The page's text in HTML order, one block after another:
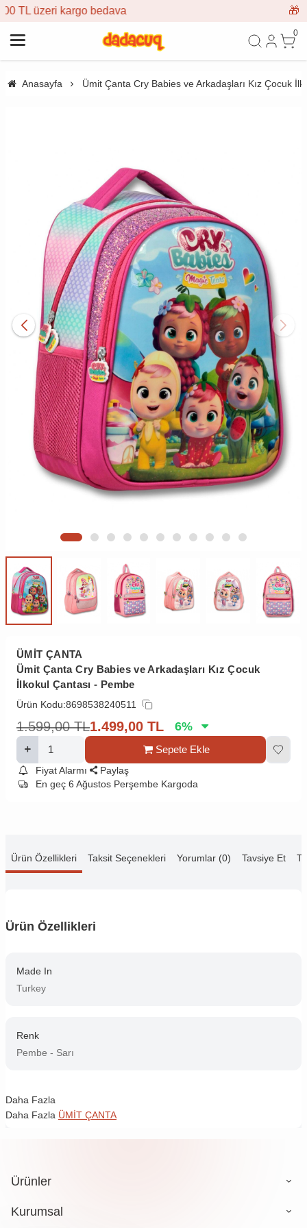
0
Anasayfa Ümit Çanta Cry Babies ve Arkadaşları Kız Çocuk
ÜMİT ÇANTA
Ümit Çanta Cry Babies ve Arkadaşları Kız Çocuk
İlkokul Çantası - Pembe
Ürün Kodu:8698538240511
1.599,00 TL1.499,00 TL 6%
Sepete Ekle
Fiyat Alarmı
Paylaş
En geç 6 Ağustos Perşembe Kargoda
Ürün Özellikleri Taksit Seçenekleri Yorumlar (0) Tavsiye Et
Ürün Özellikleri
Made In
Turkey
Renk
Pembe - Sarı
Daha Fazla
Daha Fazla ÜMİT ÇANTA
Ürünler
Kurumsal